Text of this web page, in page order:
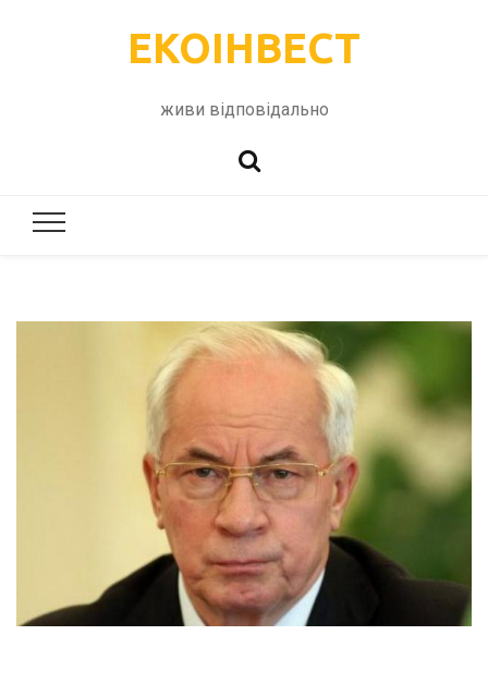
ЕКОІНВЕСТ
живи відповідально